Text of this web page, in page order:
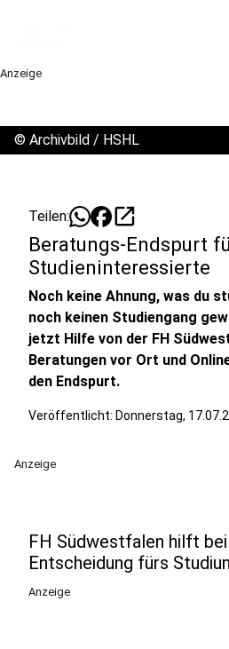
Anzeige
© Archivbild / HSHL
Teilen: open_in_new
Beratungs-Endspurt
Studieninteressierte
Noch keine Ahnung, was du
noch keinen Studiengang
jetzt Hilfe von der FH
Beratungen vor Ort und
den Endspurt.
Veröffentlicht: Donnerstag,
Anzeige
FH Südwestfalen hilft
Entscheidung fürs
Anzeige